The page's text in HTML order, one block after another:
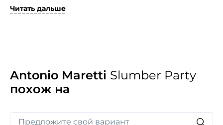
пралине, коричневого сахара и мускуса.
внимания. Он дарит вам уникальное ощущение,
усиливая вашу сладость, свободу, игривость,
чувственность и страсть.
Читать дальше
Antonio Maretti Slumber Party
похож на